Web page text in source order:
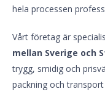
hela processen
Vårt företag är
mellan Sverige och
trygg, smidig och
packning och